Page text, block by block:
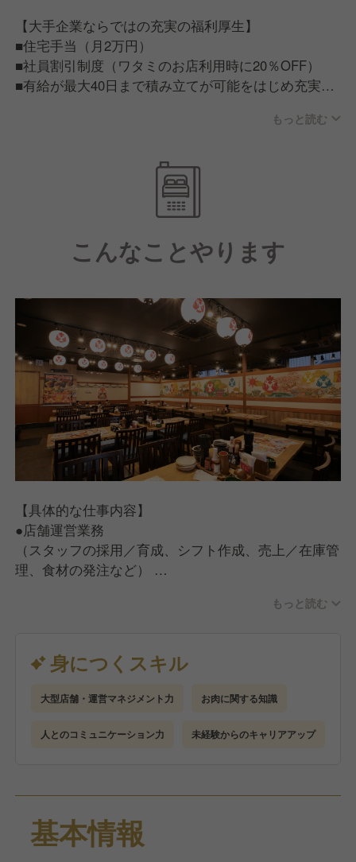
【大手企業ならではの充実の福利厚生】
■住宅手当（月2万円）
■社員割引制度（ワタミのお店利用時に20％OFF）
■有給が最大40日まで積み立てが可能をはじめ充実の
■ワタミで働く従業員は「人が良い」。仕事だけでは
ない一生ものの仲間が見つかる。■ワタミチャレンジ
アワード/仲間と夢を語る会等従業員のキャリア実現
に力を入れた制度もあり、この会社にいれば成長でき
そうと思える環境づくりに力を入れています。
もっと読む
こんなことやります
【具体的な仕事内容】
●店舗運営業務
（スタッフの採用／育成、シフト作成、売上／在庫管
理、食材の発注など）
（お客さま対応、ご案内、オーダー受付、料理、ドリ
【入社後の流れ】
手厚い研修とサポート体制を完備しているので、店舗
運営の経験がない方でも安心してスタートできます。
●座学研修（2日間）
企業や店舗について理解を深めていただきます。
ビジネスマナーも身につくので未経験でも安心です。
●キャリアアップ
もっと読む
身につくスキル
大型店舗・運営マネジメント力 お肉に関する知識
人とのコミュニケーション力 未経験からのキャリアアップ
基本情報